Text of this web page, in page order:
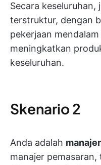
Secara
terstruktur, dengan
pekerjaan
meningkatkan
keseluruhan.
Skenario 2
Anda adalah
manajer